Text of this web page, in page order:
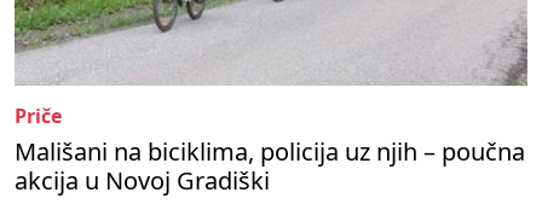
Priče
Mališani na biciklima, policija uz njih – poučna
akcija u Novoj Gradiški